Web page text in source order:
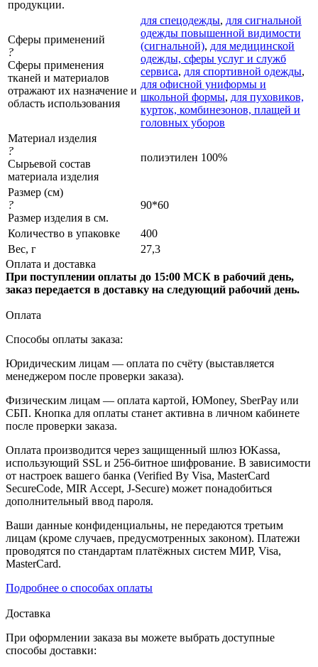
продукции.
Сферы применений
?
Сферы применения
тканей и материалов
отражают их назначение и
область использования
для спецодежды, для сигнальной
одежды повышенной видимости
(сигнальной), для медицинской
одежды, сферы услуг и служб
сервиса, для спортивной одежды,
для офисной униформы и
школьной формы, для пуховиков,
курток, комбинезонов, плащей и
головных уборов
Материал изделия
?
Сырьевой состав
материала изделия
полиэтилен 100%
Размер (см)
?
Размер изделия в см.
90*60
Количество в упаковке
400
Вес, г
27,3
Оплата и доставка
При поступлении оплаты до 15:00 МСК в рабочий день,
заказ передается в доставку на следующий рабочий день.
Оплата
Способы оплаты заказа:
Юридическим лицам — оплата по счёту (выставляется
менеджером после проверки заказа).
Физическим лицам — оплата картой, ЮMoney, SberPay или
СБП. Кнопка для оплаты станет активна в личном кабинете
после проверки заказа.
Оплата производится через защищенный шлюз ЮKassa,
использующий SSL и 256-битное шифрование. В зависимости
от настроек вашего банка (Verified By Visa, MasterCard
SecureCode, MIR Accept, J-Secure) может понадобиться
дополнительный ввод пароля.
Ваши данные конфиденциальны, не передаются третьим
лицам (кроме случаев, предусмотренных законом). Платежи
проводятся по стандартам платёжных систем МИР, Visa,
MasterCard.
Подробнее о способах оплаты
Доставка
При оформлении заказа вы можете выбрать доступные
способы доставки: